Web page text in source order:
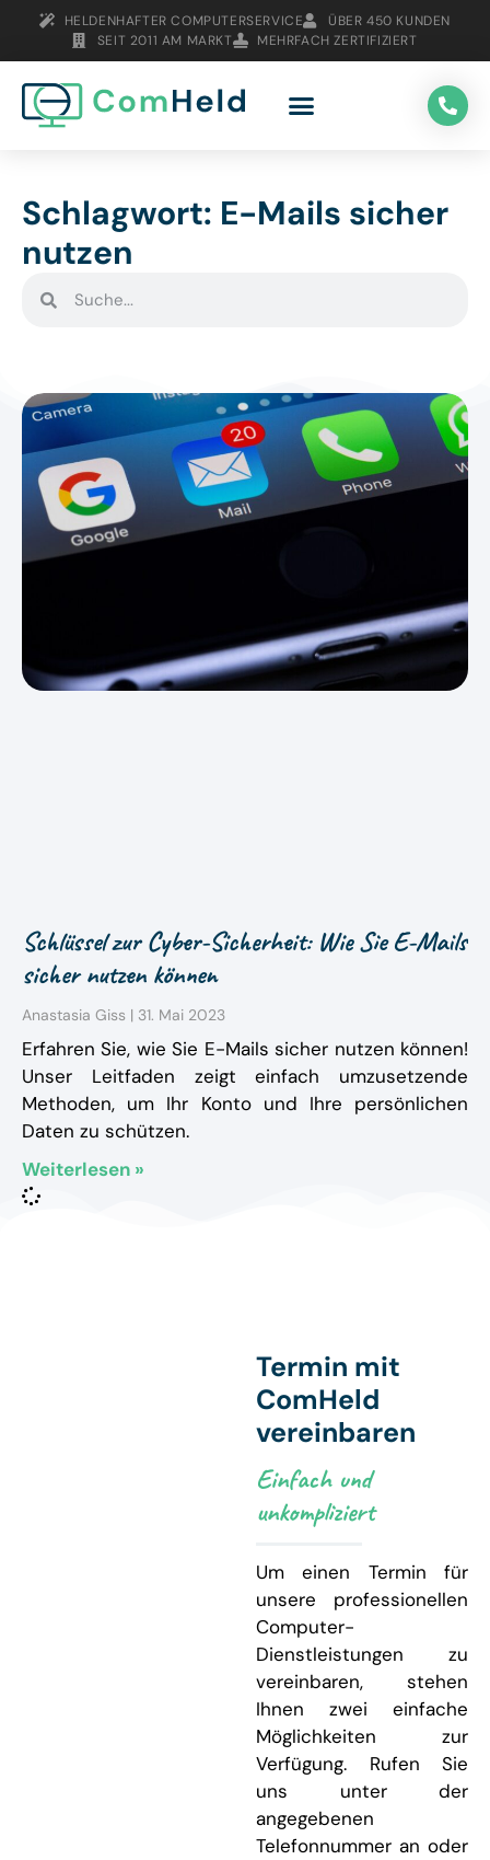
HELDENHAFTER COMPUTERSERVICE
ÜBER 450 KUNDEN
SEIT 2011 AM MARKT
MEHRFACH ZERTIFIZIERT
Schlagwort: E-Mails sicher
nutzen
Schlüssel zur Cyber-Sicherheit: Wie Sie E-Mails
sicher nutzen können
Anastasia Giss 31. Mai 2023
Erfahren Sie, wie Sie E-Mails sicher nutzen können!
Unser Leitfaden zeigt einfach umzusetzende
Methoden, um Ihr Konto und Ihre persönlichen
Daten zu schützen.
Weiterlesen »
Termin mit
ComHeld
vereinbaren
Einfach und
unkompliziert
Um einen Termin für
unsere professionellen
Computer-
Dienstleistungen zu
vereinbaren, stehen
Ihnen zwei einfache
Möglichkeiten zur
Verfügung. Rufen Sie
uns unter der
angegebenen
Telefonnummer an oder